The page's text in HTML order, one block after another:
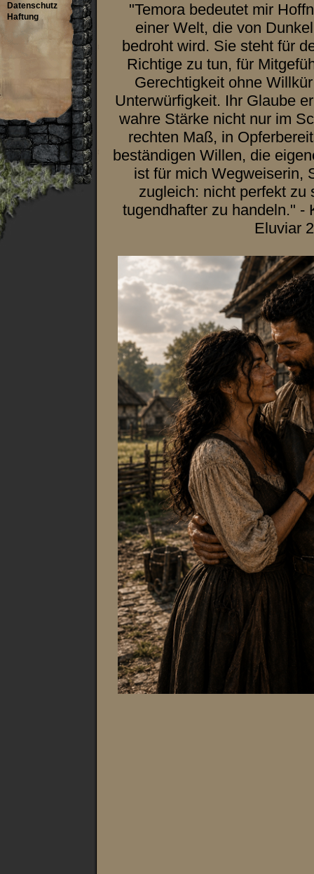
Datenschutz
Haftung
"Temora bedeutet mir
einer Welt, die von
bedroht wird. Sie steht für
Richtige zu tun, für
Gerechtigkeit ohne
Unterwürfigkeit. Ihr Glaube
wahre Stärke nicht nur im
rechten Maß, in
beständigen Willen, die
ist für mich Wegweiserin,
zugleich: nicht perfekt zu
tugendhafter zu handeln." -
Eluviar